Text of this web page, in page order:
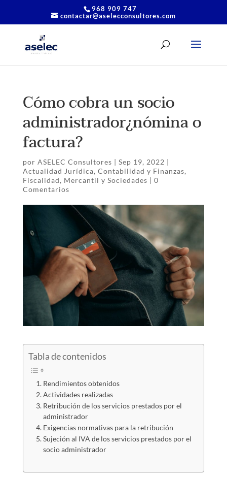
968 909 747
contactar@aselecconsultores.com
Cómo cobra un socio
administrador¿nómina o
factura?
por ASELEC Consultores | Sep 19, 2022 |
Actualidad Jurídica, Contabilidad y Finanzas,
Fiscalidad, Mercantil y Sociedades | 0
Comentarios
Tabla de contenidos
Rendimientos obtenidos
Actividades realizadas
Retribución de los servicios prestados por el
administrador
Exigencias normativas para la retribución
Sujeción al IVA de los servicios prestados por el
socio administrador